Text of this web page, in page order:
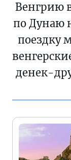
Венгрию
по Дунаю
поездку
денек-